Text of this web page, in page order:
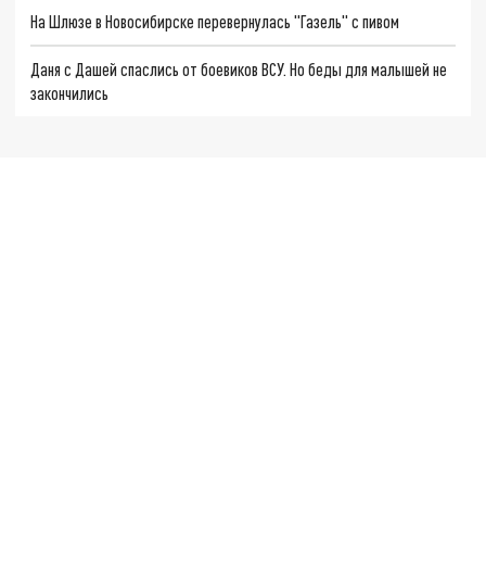
На Шлюзе в Новосибирске перевернулась "Газель" с пивом
Даня с Дашей спаслись от боевиков ВСУ. Но беды для малышей не
закончились